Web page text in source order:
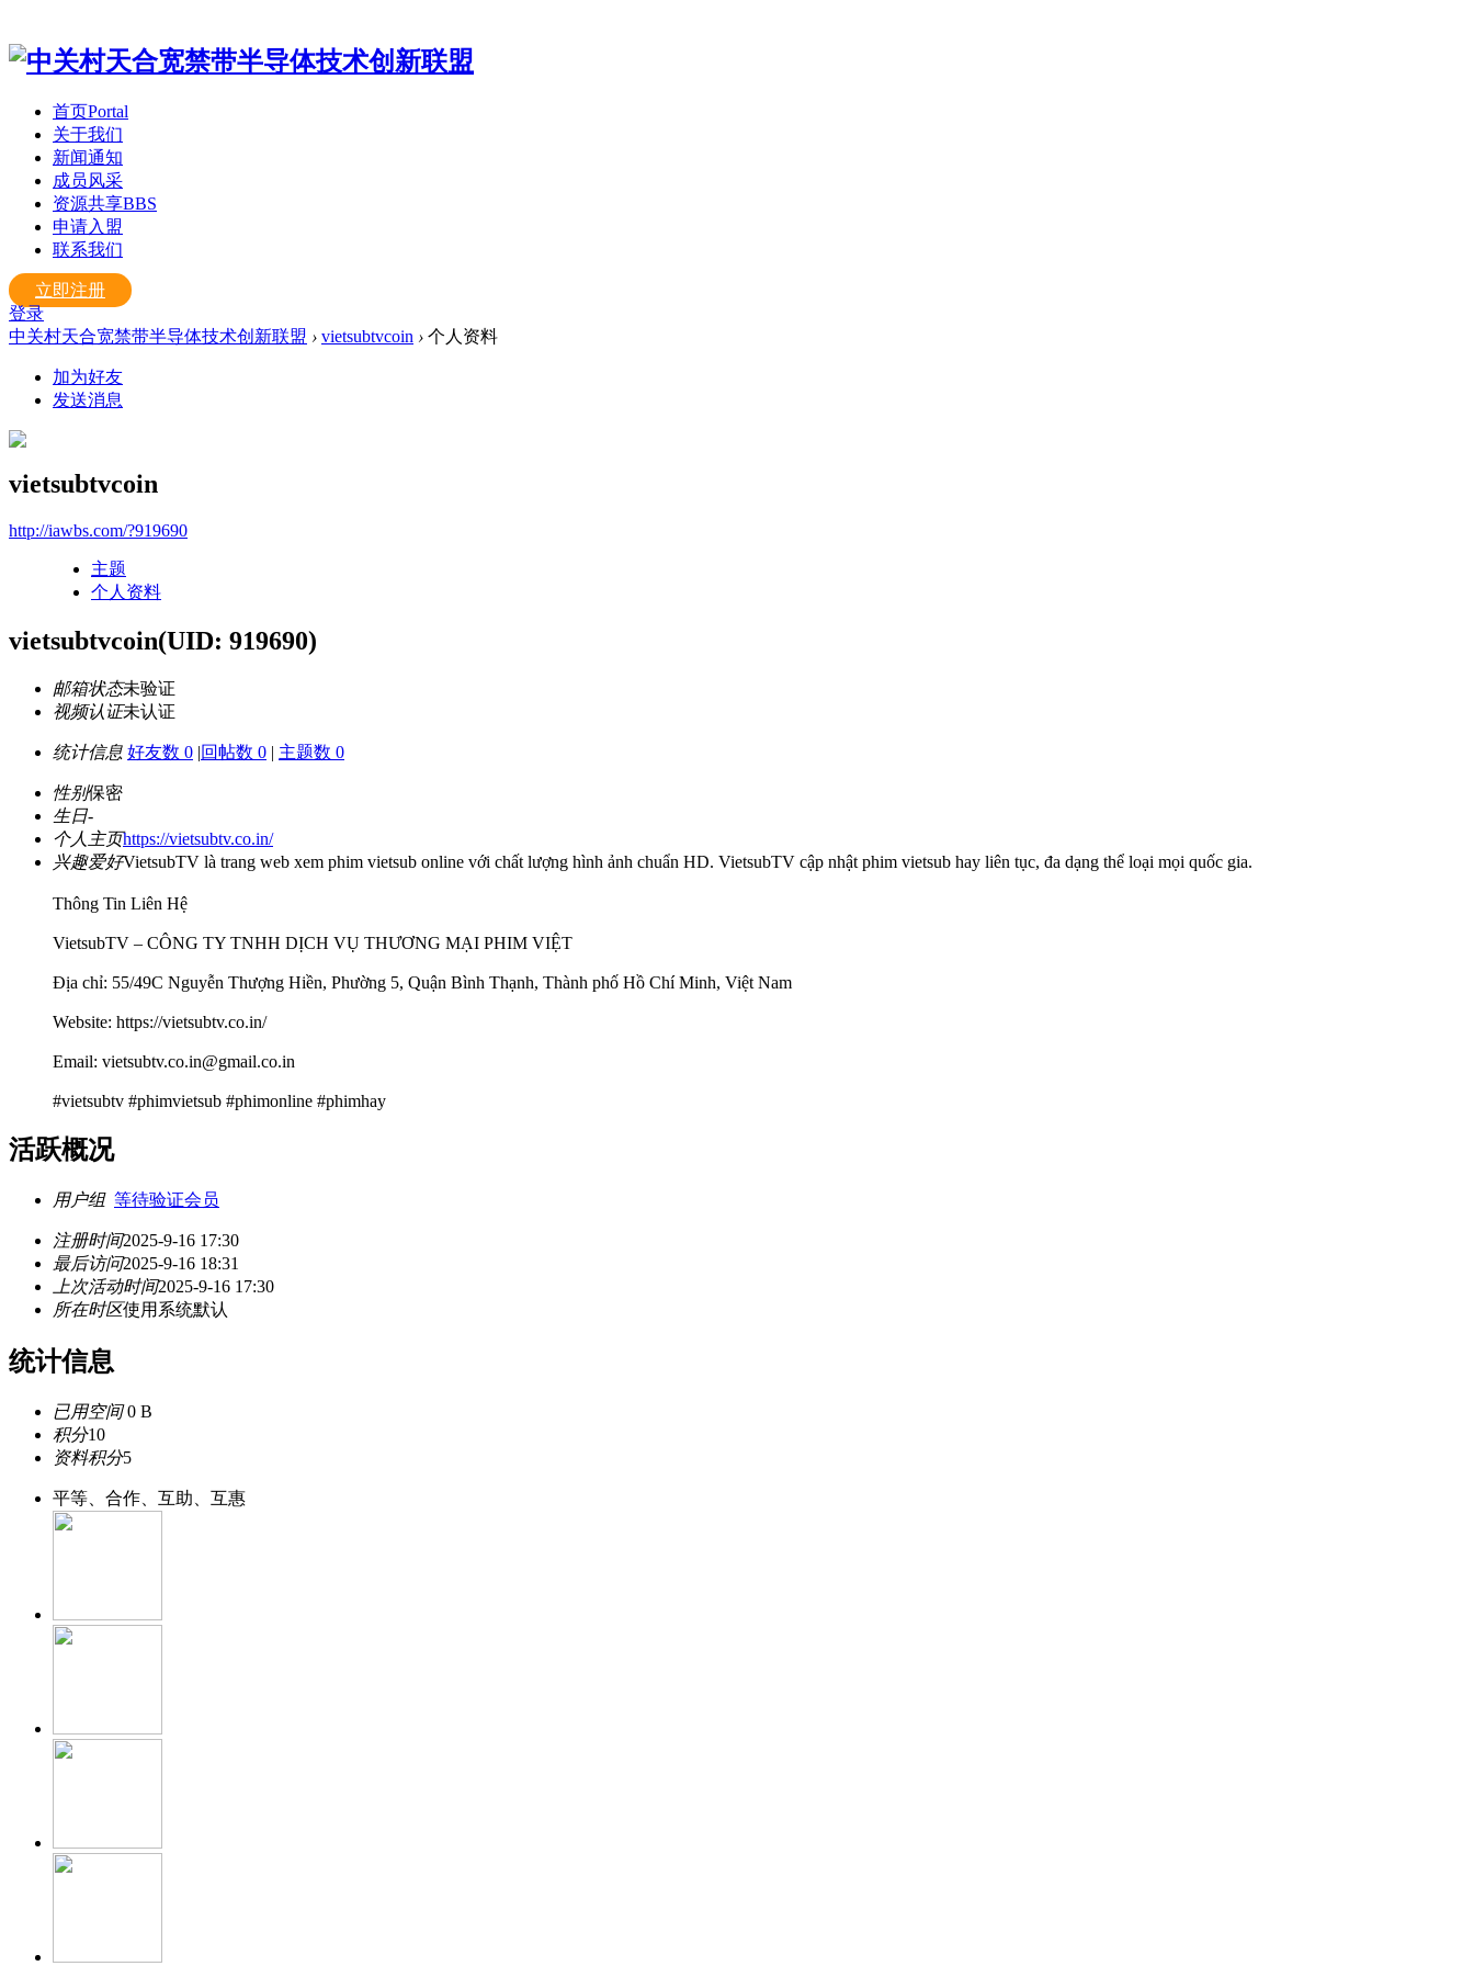
首页Portal
关于我们
新闻通知
成员风采
资源共享BBS
申请入盟
联系我们
立即注册
登录
中关村天合宽禁带半导体技术创新联盟 › vietsubtvcoin › 个人资料
加为好友
发送消息
vietsubtvcoin
http://iawbs.com/?919690
主题
个人资料
vietsubtvcoin(UID: 919690)
邮箱状态未验证
视频认证未认证
统计信息 好友数 0 |回帖数 0 | 主题数 0
性别保密
生日-
个人主页https://vietsubtv.co.in/
兴趣爱好VietsubTV là trang web xem phim vietsub online với chất lượng hình ảnh chuẩn HD. VietsubTV cập nhật phim vietsub hay liên tục, đa dạng thể loại mọi quốc gia.
Thông Tin Liên Hệ
VietsubTV – CÔNG TY TNHH DỊCH VỤ THƯƠNG MẠI PHIM VIỆT
Địa chỉ: 55/49C Nguyễn Thượng Hiền, Phường 5, Quận Bình Thạnh, Thành phố Hồ Chí Minh, Việt Nam
Website: https://vietsubtv.co.in/
Email: vietsubtv.co.in@gmail.co.in
#vietsubtv #phimvietsub #phimonline #phimhay
活跃概况
用户组 等待验证会员
注册时间2025-9-16 17:30
最后访问2025-9-16 18:31
上次活动时间2025-9-16 17:30
所在时区使用系统默认
统计信息
已用空间0 B
积分10
资料积分5
平等、合作、互助、互惠